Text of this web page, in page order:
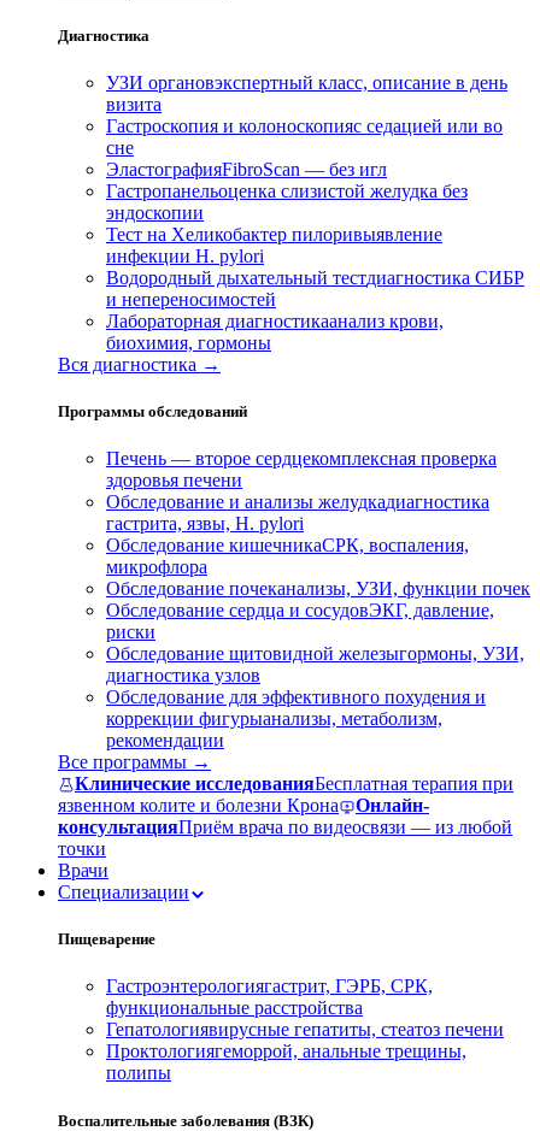
Диагностика
УЗИ органовэкспертный класс, описание в день
визита
Гастроскопия и колоноскопияс седацией или во
сне
ЭластографияFibroScan — без игл
Гастропанельоценка слизистой желудка без
эндоскопии
Тест на Хеликобактер пилоривыявление
инфекции H. pylori
Водородный дыхательный тестдиагностика СИБР
и непереносимостей
Лабораторная диагностикаанализ крови,
биохимия, гормоны
Вся диагностика →
Программы обследований
Печень — второе сердцекомплексная проверка
здоровья печени
Обследование и анализы желудкадиагностика
гастрита, язвы, H. pylori
Обследование кишечникаСРК, воспаления,
микрофлора
Обследование почеканализы, УЗИ, функции почек
Обследование сердца и сосудовЭКГ, давление,
риски
Обследование щитовидной железыгормоны, УЗИ,
диагностика узлов
Обследование для эффективного похудения и
коррекции фигурыанализы, метаболизм,
рекомендации
Все программы →
Клинические исследованияБесплатная терапия при
язвенном колите и болезни Крона
Онлайн-
консультацияПриём врача по видеосвязи — из любой
точки
Врачи
Специализации
Пищеварение
Гастроэнтерологиягастрит, ГЭРБ, СРК,
функциональные расстройства
Гепатологиявирусные гепатиты, стеатоз печени
Проктологиягеморрой, анальные трещины,
полипы
Воспалительные заболевания (ВЗК)